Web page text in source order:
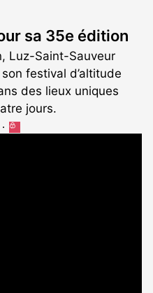
sa 35e édition
Luz-Saint-Sauveur
festival d’altitude
des lieux uniques
jours.
Cet